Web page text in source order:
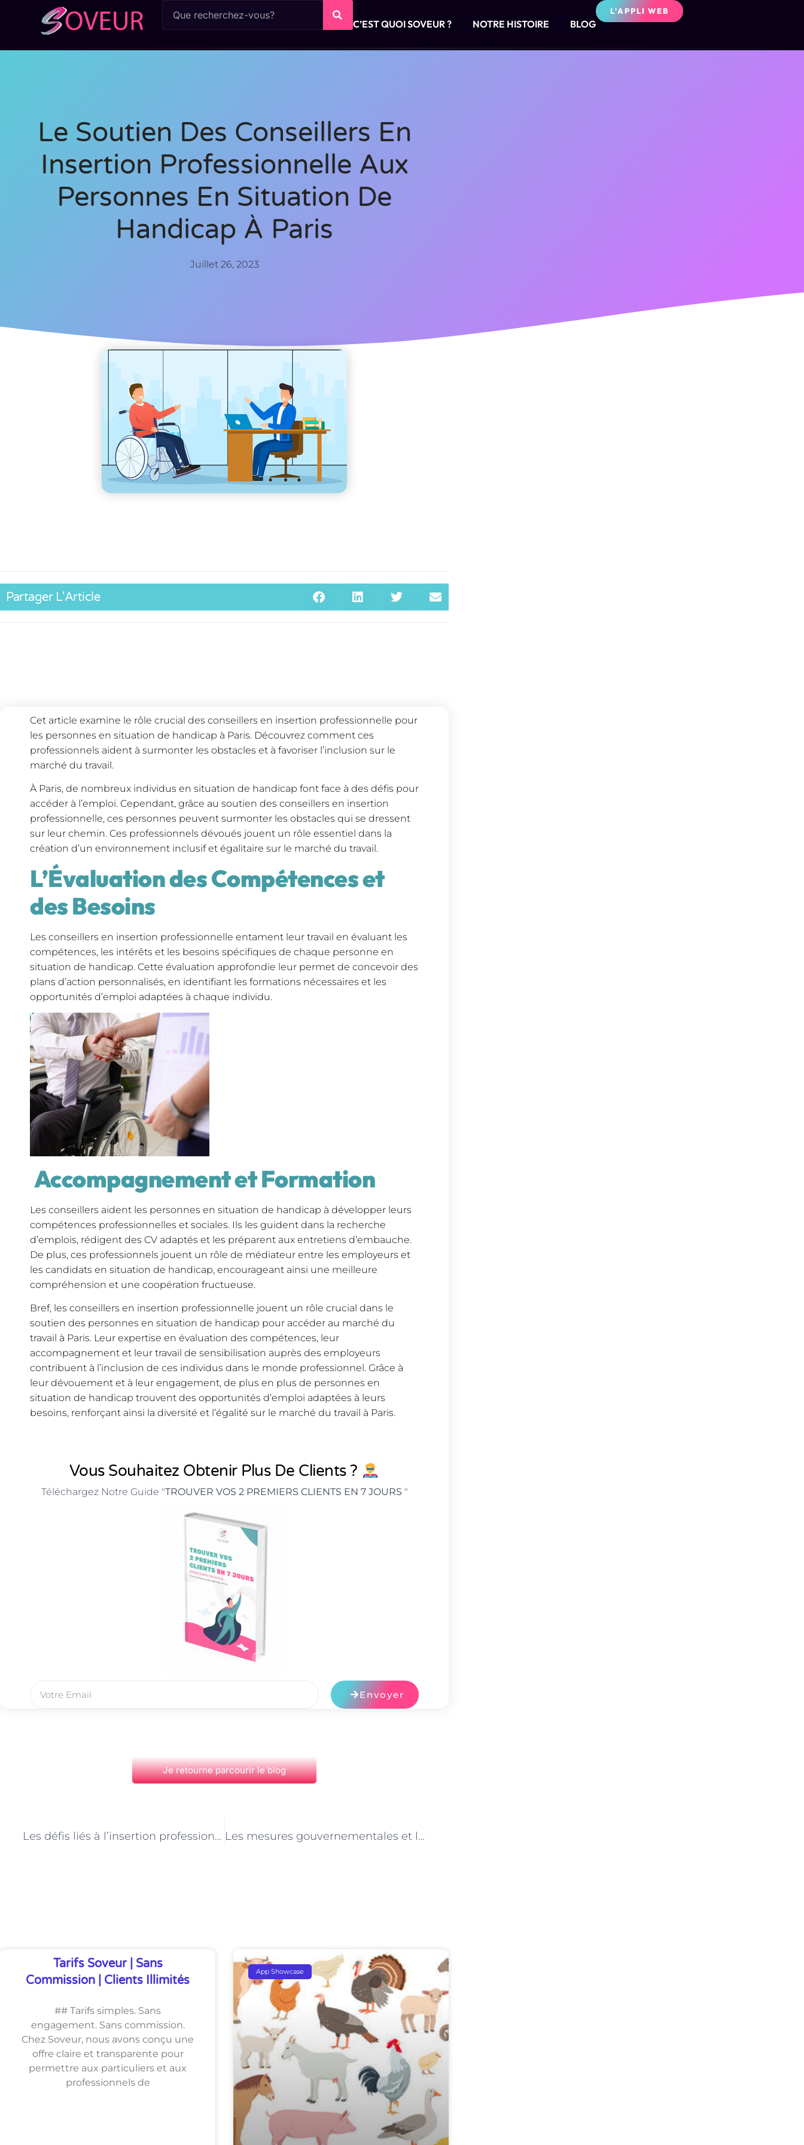
C’EST QUOI SOVEUR ? NOTRE HISTOIRE BLOG
L'APPLI WEB
Le Soutien Des Conseillers En
Insertion Professionnelle Aux
Personnes En Situation De
Handicap À Paris
Juillet 26, 2023
Partager L'Article
Cet article examine le rôle crucial des conseillers en insertion professionnelle pour
les personnes en situation de handicap à Paris. Découvrez comment ces
professionnels aident à surmonter les obstacles et à favoriser l’inclusion sur le
marché du travail.
À Paris, de nombreux individus en situation de handicap font face à des défis pour
accéder à l’emploi. Cependant, grâce au soutien des conseillers en insertion
professionnelle, ces personnes peuvent surmonter les obstacles qui se dressent
sur leur chemin. Ces professionnels dévoués jouent un rôle essentiel dans la
création d’un environnement inclusif et égalitaire sur le marché du travail.
L’Évaluation des Compétences et
des Besoins
Les conseillers en insertion professionnelle entament leur travail en évaluant les
compétences, les intérêts et les besoins spécifiques de chaque personne en
situation de handicap. Cette évaluation approfondie leur permet de concevoir des
plans d’action personnalisés, en identifiant les formations nécessaires et les
opportunités d’emploi adaptées à chaque individu.
Accompagnement et Formation
Les conseillers aident les personnes en situation de handicap à développer leurs
compétences professionnelles et sociales. Ils les guident dans la recherche
d’emplois, rédigent des CV adaptés et les préparent aux entretiens d’embauche.
De plus, ces professionnels jouent un rôle de médiateur entre les employeurs et
les candidats en situation de handicap, encourageant ainsi une meilleure
compréhension et une coopération fructueuse.
Bref, les conseillers en insertion professionnelle jouent un rôle crucial dans le
soutien des personnes en situation de handicap pour accéder au marché du
travail à Paris. Leur expertise en évaluation des compétences, leur
accompagnement et leur travail de sensibilisation auprès des employeurs
contribuent à l’inclusion de ces individus dans le monde professionnel. Grâce à
leur dévouement et à leur engagement, de plus en plus de personnes en
situation de handicap trouvent des opportunités d’emploi adaptées à leurs
besoins, renforçant ainsi la diversité et l’égalité sur le marché du travail à Paris.
Vous Souhaitez Obtenir Plus De Clients ?
Téléchargez Notre Guide "TROUVER VOS 2 PREMIERS CLIENTS EN 7 JOURS "
Envoyer
Je retourne parcourir le blog
Les défis liés à l’insertion professionnelle des jeunes à Paris : le rôle des conseillers Les mesures gouvernementales et le rôle des conseillers en insertion professionnelle à Paris
Tarifs Soveur | Sans
Commission | Clients Illimités
## Tarifs simples. Sans
engagement. Sans commission.
Chez Soveur, nous avons conçu une
offre claire et transparente pour
permettre aux particuliers et aux
professionnels de
App Showcase